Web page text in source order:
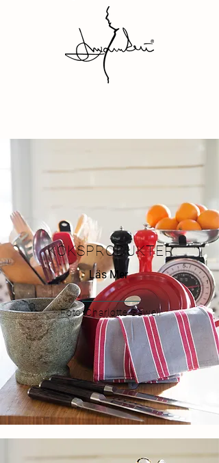
KÖKSPRODUKTER
Läs Mer
Foto: Charlotte Gawell